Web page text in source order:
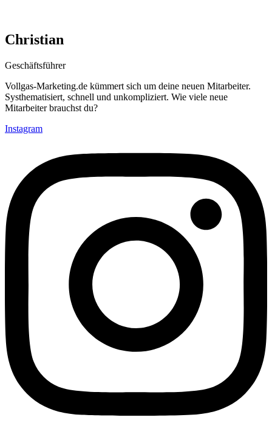
Christian
Geschäftsführer
Vollgas-Marketing.de kümmert sich um deine neuen Mitarbeiter.
Systhematisiert, schnell und unkompliziert. Wie viele neue
Mitarbeiter brauchst du?
Instagram